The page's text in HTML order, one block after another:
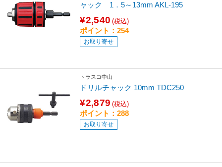
ャック 1．5～13mm AKL-195
¥2,540 (税込)
ポイント：254
お取り寄せ
トラスコ中山
ドリルチャック 10mm TDC250
¥2,879 (税込)
ポイント：288
お取り寄せ